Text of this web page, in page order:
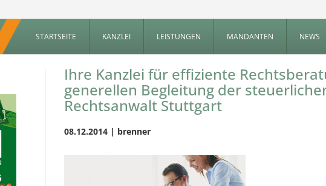
STARTSEITE KANZLEI LEISTUNGEN MANDANTEN NEWS
Ihre Kanzlei für effiziente
generellen Begleitung der
Rechtsanwalt Stuttgart
08.12.2014 | brenner